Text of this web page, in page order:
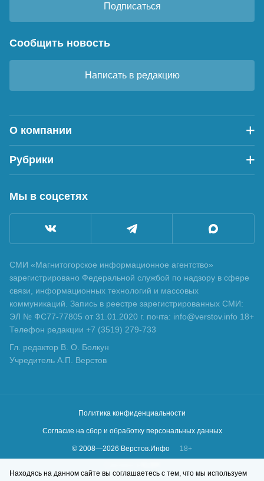
Подписаться
Сообщить новость
Написать в редакцию
О компании
Рубрики
Мы в соцсетях
СМИ «Магнитогорское информационное агентство»
зарегистрировано Федеральной службой по надзору в сфере
связи, информационных технологий и массовых
коммуникаций. Запись в реестре зарегистрированных СМИ:
ЭЛ № ФС77-77805 от 31.01.2020 г. почта: info@verstov.info 18+
Телефон редакции +7 (3519) 279-733
Гл. редактор В. О. Болкун
Учредитель А.П. Верстов
Политика конфиденциальности
Согласие на сбор и обработку персональных данных
© 2008—2026 Верстов.Инфо
18+
Находясь на данном сайте вы соглашаетесь с тем, что мы используем